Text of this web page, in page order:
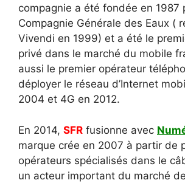
compagnie a été fondée en 1987
Compagnie Générale des Eaux (
Vivendi en 1999) et a été le
privé dans le marché du mobile
aussi le premier opérateur
déployer le réseau d’Internet
2004 et 4G en 2012.
En 2014, SFR fusionne avec
marque crée en 2007 à partir de
opérateurs spécialisés dans le
un acteur important du marché